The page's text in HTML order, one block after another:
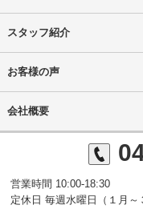
スタッフ紹介
お客様の声
会社概要
営業時間 10:00-18:30
定休日 毎週水曜日（１月～